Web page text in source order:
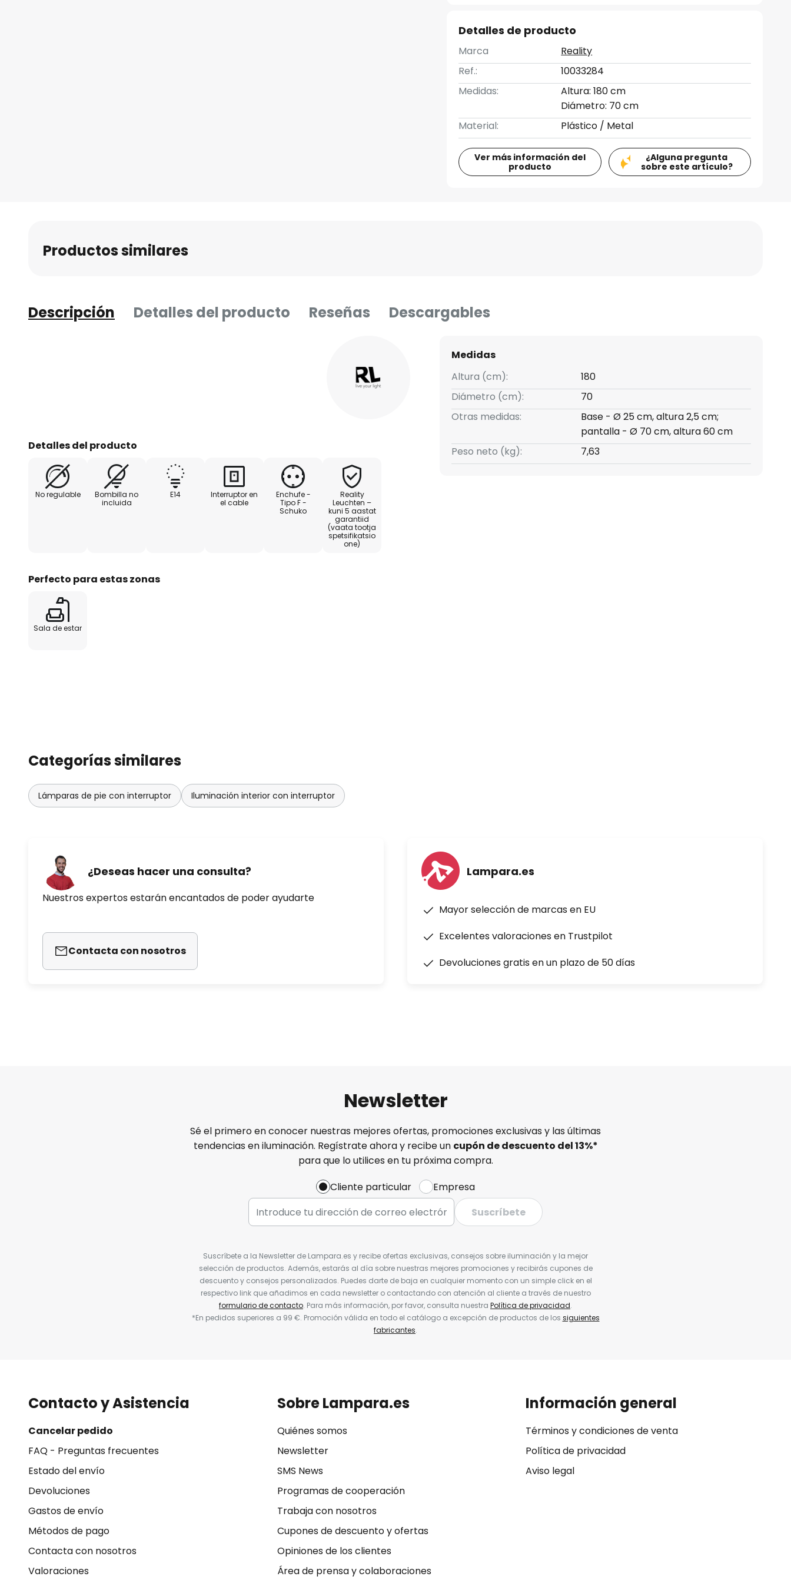
Detalles de producto
Marca
Reality
Ref.:
10033284
Medidas:
Altura: 180 cm
Diámetro: 70 cm
Material:
Plástico / Metal
Ver más información del
producto
¿Alguna pregunta
sobre este artículo?
Productos similares
Descripción Detalles del producto Reseñas Descargables
Detalles del producto
No regulable
Bombilla no
incluida
E14
Interruptor en
el cable
Enchufe -
Tipo F -
Schuko
Reality
Leuchten –
kuni 5 aastat
garantiid
(vaata tootja
spetsifikatsio
one)
Perfecto para estas zonas
Sala de estar
Medidas
Altura (cm):
180
Diámetro (cm):
70
Otras medidas:
Base - Ø 25 cm, altura 2,5 cm;
pantalla - Ø 70 cm, altura 60 cm
Peso neto (kg):
7,63
Categorías similares
Lámparas de pie con interruptor Iluminación interior con interruptor
¿Deseas hacer una consulta?
Nuestros expertos estarán encantados de poder ayudarte
Contacta con nosotros
Lampara.es
Mayor selección de marcas en EU
Excelentes valoraciones en Trustpilot
Devoluciones gratis en un plazo de 50 días
Newsletter
Sé el primero en conocer nuestras mejores ofertas, promociones exclusivas y las últimas
tendencias en iluminación. Regístrate ahora y recibe un cupón de descuento del13%*
para que lo utilices en tu próxima compra.
Cliente particular
Empresa
Suscríbete
Suscríbete a la Newsletter de Lampara.es y recibe ofertas exclusivas, consejos sobre iluminación y la mejor
selección de productos. Además, estarás al día sobre nuestras mejores promociones y recibirás cupones de
descuento y consejos personalizados. Puedes darte de baja en cualquier momento con un simple click en el
respectivo link que añadimos en cada newsletter o contactando con atención al cliente a través de nuestro
formulario de contacto. Para más información, por favor, consulta nuestra Política de privacidad.
*En pedidos superiores a 99 €. Promoción válida en todo el catálogo a excepción de productos de los siguientes
fabricantes.
Contacto y Asistencia
Cancelar pedido
FAQ - Preguntas frecuentes
Estado del envío
Devoluciones
Gastos de envío
Métodos de pago
Contacta con nosotros
Valoraciones
Sobre Lampara.es
Quiénes somos
Newsletter
SMS News
Programas de cooperación
Trabaja con nosotros
Cupones de descuento y ofertas
Opiniones de los clientes
Área de prensa y colaboraciones
Información general
Términos y condiciones de venta
Política de privacidad
Aviso legal